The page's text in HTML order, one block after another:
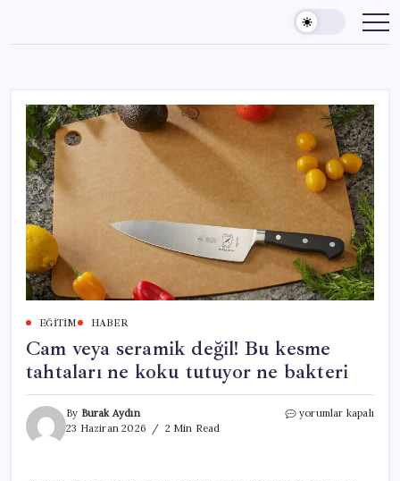
content
EĞITIM HABER
Cam veya seramik değil! Bu kesme
tahtaları ne koku tutuyor ne bakteri
By Burak Aydın
23 Haziran 2026
2 Min Read
Cam
yorumlar kapalı